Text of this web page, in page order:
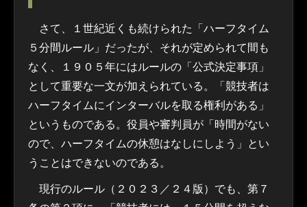
さて、１世紀近くも続けられた「ハーフタイム
５分間ルール」だったが、それが定められて間も
なく、１９０５年にはルールの「公式決定事項」
として重要な一文が加えられている。「競技者は
ハーフタイムにインターバルを取る権利がある」
というものである。役員や審判員が「時間がない
ので、ハーフタイムの休憩はなしにしよう」とい
うことはできないのである。
現行のルール（２０２３／２４版）でも、第７